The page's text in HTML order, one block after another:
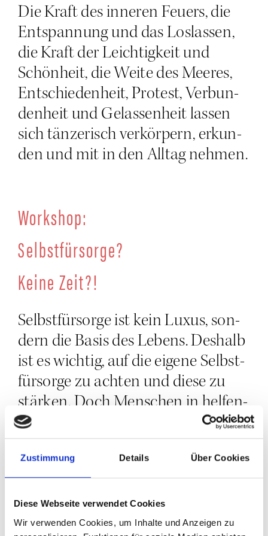
Zustimmung Details Über Cookies
Diese Webseite verwendet Cookies
Wir verwenden Cookies, um Inhalte und Anzeigen zu
Die Kraft des inne­ren Feu­ers, die
Ent­span­nung und das Los­las­sen,
die Kraft der Leich­tig­keit und
Schön­heit, die Wei­te des Mee­res,
Ent­schie­den­heit, Pro­test, Ver­bun­
den­heit und Gelas­sen­heit las­sen
sich tän­ze­risch ver­kör­pern, erkun­
den und mit in den All­tag nehmen.
Work­shop:
Selbst­für­sor­ge?
Kei­ne Zeit?!
Selbst­für­sor­ge ist kein Luxus, son­
dern die Basis des Lebens. Des­halb
ist es wich­tig, auf die eige­ne Selbst­
für­sor­ge zu ach­ten und die­se zu
stär­ken. Doch Men­schen in hel­fen­
den Beru­fen, ver­lie­ren leicht die
eige­nen Bedürf­nis­se aus dem Blick.
Sie haben gelernt, zu hel­fen, zu
geben und ande­re zu ver­sor­gen. In
vie­len Aus­bil­dun­gen ist das The­ma
Selbst­für­sor­ge lei­der auch gar kein